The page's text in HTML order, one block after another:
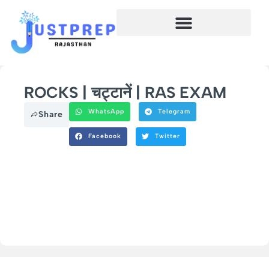
ROCKS | चट्टानें | RAS EXAM
Share WhatsApp Telegram
Facebook Twitter